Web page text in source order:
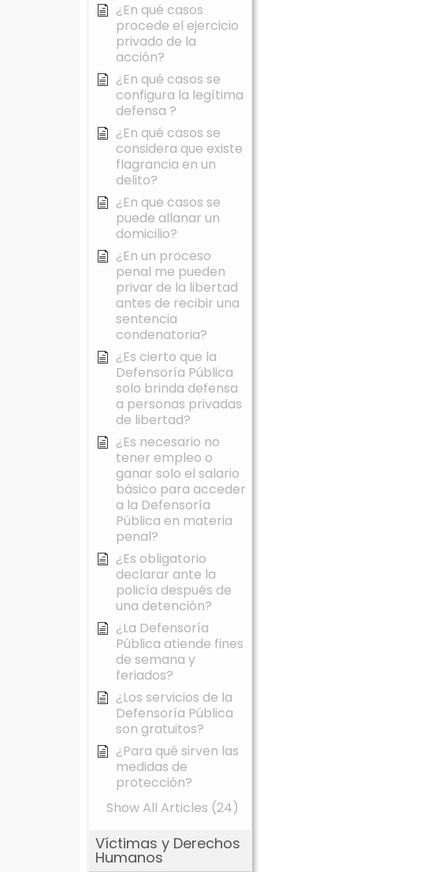
¿En qué casos
procede el ejercicio
privado de la
acción?
¿En qué casos se
configura la legítima
defensa ?
¿En qué casos se
considera que existe
flagrancia en un
delito?
¿En que casos se
puede allanar un
domicilio?
¿En un proceso
penal me pueden
privar de la libertad
antes de recibir una
sentencia
condenatoria?
¿Es cierto que la
Defensoría Pública
solo brinda defensa
a personas privadas
de libertad?
¿Es necesario no
tener empleo o
ganar solo el salario
básico para acceder
a la Defensoría
Pública en materia
penal?
¿Es obligatorio
declarar ante la
policía después de
una detención?
¿La Defensoría
Pública atiende fines
de semana y
feriados?
¿Los servicios de la
Defensoría Pública
son gratuitos?
¿Para qué sirven las
medidas de
protección?
Show All Articles (24)
Víctimas y Derechos
Humanos